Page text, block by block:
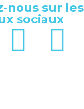
nous sur les
sociaux